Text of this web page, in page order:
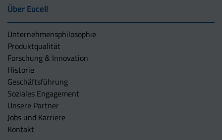
Über Eucell
Unternehmens­philosophie
Produktqualität
Forschung & Innovation
Historie
Geschäftsführung
Soziales Engagement
Unsere Partner
Jobs und Karriere
Kontakt